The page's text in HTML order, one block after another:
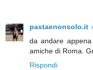
pastaenonsolo.it
da andare
amiche di Roma.
Rispondi